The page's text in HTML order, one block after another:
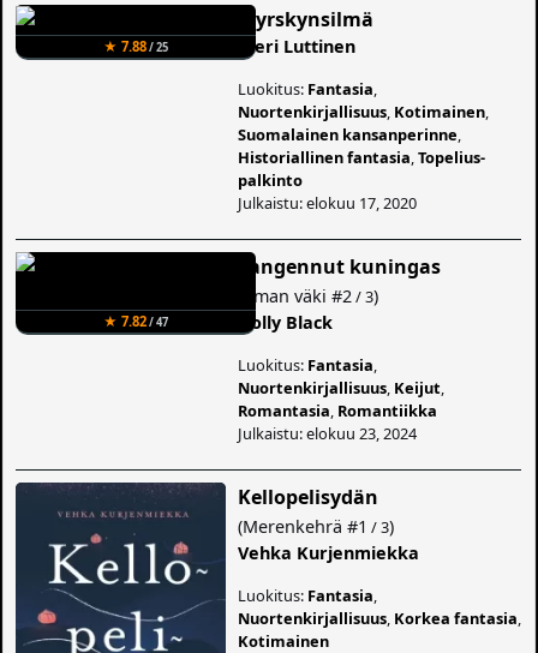
★ 7.88/ 25
Myrskynsilmä
Meri Luttinen
Luokitus: Fantasia
Nuortenkirjallisuus Kotimainen
Suomalainen kansanperinne
Historiallinen fantasia ,Topelius-
palkinto
Julkaistu: elokuu 17, 2020
★ 7.82/ 47
Langennut kuningas
Ilman väki #2 / 3)
Holly Black
Luokitus: Fantasia
Nuortenkirjallisuus Keijut
Romantasia Romantiikka
Julkaistu: elokuu 23, 2024
Kellopelisydän
(Merenkehrä #1 / 3)
Vehka Kurjenmiekka
Luokitus: Fantasia
Nuortenkirjallisuus Korkea fantasia
Kotimainen